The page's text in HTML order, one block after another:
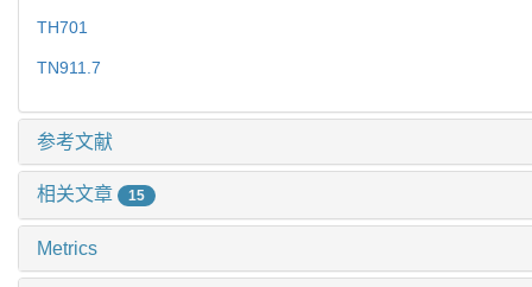
TH701
TN911.7
参考文献
相关文章 15
Metrics